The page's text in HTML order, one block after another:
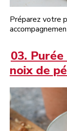
Préparez votre
03.
noix de